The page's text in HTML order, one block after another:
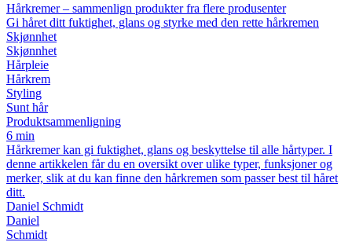
Hårkremer – sammenlign produkter fra flere produsenter
Gi håret ditt fuktighet, glans og styrke med den rette hårkremen
Skjønnhet
Skjønnhet
Hårpleie
Hårkrem
Styling
Sunt hår
Produktsammenligning
6 min
Hårkremer kan gi fuktighet, glans og beskyttelse til alle hårtyper. I
denne artikkelen får du en oversikt over ulike typer, funksjoner og
merker, slik at du kan finne den hårkremen som passer best til håret
ditt.
Daniel Schmidt
Daniel
Schmidt